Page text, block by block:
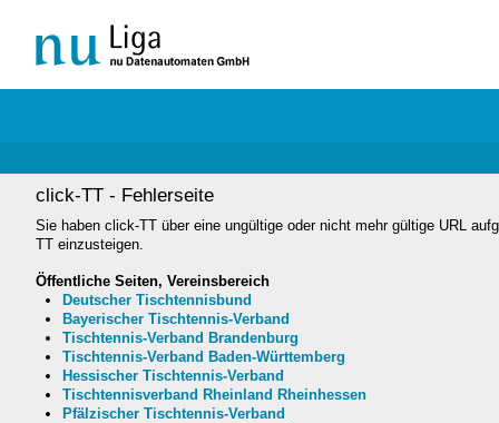
click-TT - Fehlerseite
Sie haben click-TT über eine ungültige oder nicht mehr gültige URL
TT einzusteigen.
Öffentliche Seiten, Vereinsbereich
Deutscher Tischtennisbund
Bayerischer Tischtennis-Verband
Tischtennis-Verband Brandenburg
Tischtennis-Verband Baden-Württemberg
Hessischer Tischtennis-Verband
Tischtennisverband Rheinland Rheinhessen
Pfälzischer Tischtennis-Verband